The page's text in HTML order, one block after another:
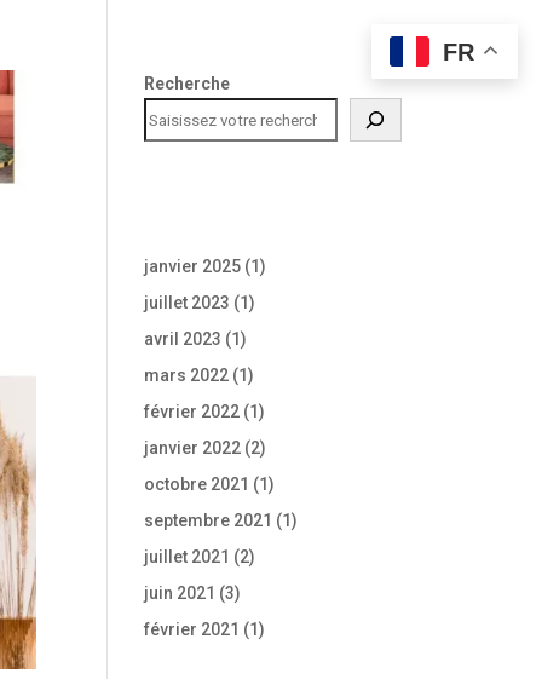
Recherche
janvier 2025 (1)
juillet 2023 (1)
avril 2023 (1)
mars 2022 (1)
février 2022 (1)
janvier 2022 (2)
octobre 2021 (1)
septembre 2021 (1)
juillet 2021 (2)
juin 2021 (3)
février 2021 (1)
FR